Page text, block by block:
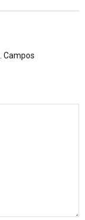
Campos